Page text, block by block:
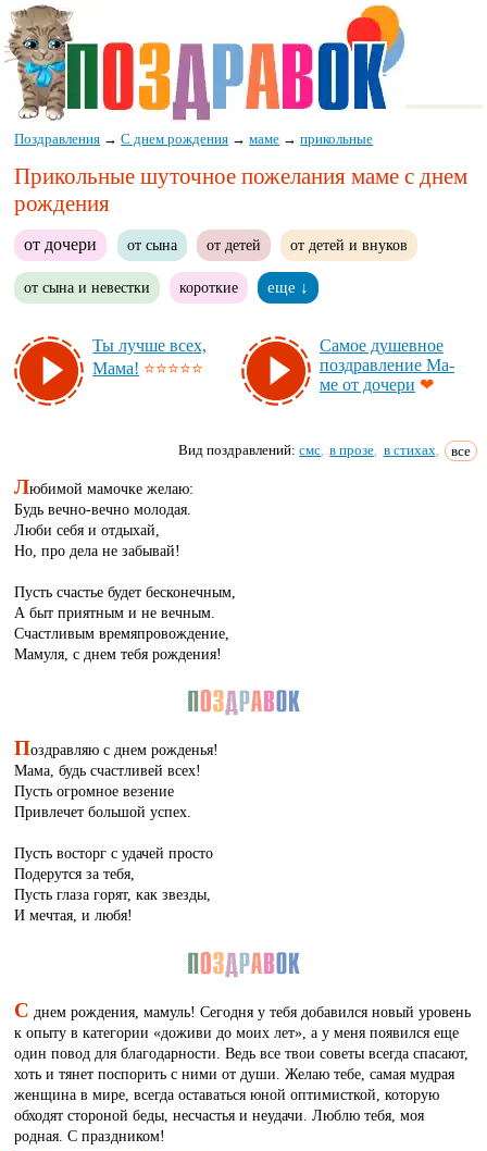
Поздравления →С днем рождения →маме →прикольные
Прикольные шуточное пожелания маме с днем
рождения
от дочери от сына от детей от детей и внуков
от сына и невестки короткие еще ↓
Ты луч­ше всех,
Ма­ма! ⭐⭐⭐⭐⭐
Са­мое ду­шев­ное
поз­драв­ле­ние Ма­
ме от до­че­ри ❤
Вид поздравлений:смс, в прозе, в стихах, все
Любимой мамочке желаю:
Будь вечно-вечно молодая.
Люби себя и отдыхай,
Но, про дела не забывай!
Пусть счастье будет бесконечным,
А быт приятным и не вечным.
Счастливым времяпровождение,
Мамуля, с днем тебя рождения!
Поздравляю с днем рожденья!
Мама, будь счастливей всех!
Пусть огромное везение
Привлечет большой успех.
Пусть восторг с удачей просто
Подерутся за тебя,
Пусть глаза горят, как звезды,
И мечтая, и любя!
С днем рождения, мамуль! Сегодня у тебя добавился новый уровень
к опыту в категории «доживи до моих лет», а у меня появился еще
один повод для благодарности. Ведь все твои советы всегда спасают,
хоть и тянет поспорить с ними от души. Желаю тебе, самая мудрая
женщина в мире, всегда оставаться юной оптимисткой, которую
обходят стороной беды, несчастья и неудачи. Люблю тебя, моя
родная. С праздником!